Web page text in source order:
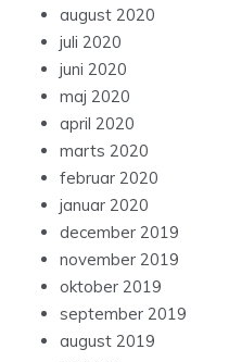
august 2020
juli 2020
juni 2020
maj 2020
april 2020
marts 2020
februar 2020
januar 2020
december 2019
november 2019
oktober 2019
september 2019
august 2019